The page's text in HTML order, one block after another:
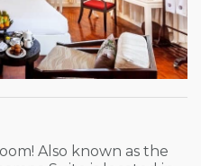
Also known as the